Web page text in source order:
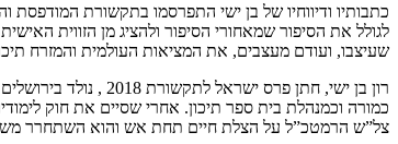
כתבותיו ודיווחיו של בן ישי התפרסמו בתקשורת
לגולל את הסיפור שמאחורי הסיפור ולהציג מן הזווית
שעיצבו, ועודם מעצבים, את המציאות העולמית והמזרח
כמורה וכמנהלת בית ספר תיכון. אחרי שסיים את חוק
צל”ש הרמטכ”ל על הצלת חיים תחת אש והוא השתחרר